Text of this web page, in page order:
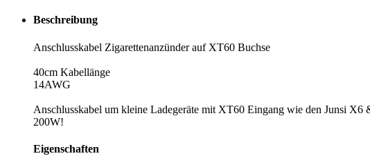
Beschreibung
Anschlusskabel Zigarettenanzünder auf XT60 Buchse
40cm Kabellänge
14AWG
Anschlusskabel um kleine Ladegeräte mit XT60 Eingang wie den Junsi
200W!
Eigenschaften